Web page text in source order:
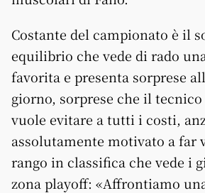
Costante del campionato è il
equilibrio che vede di rado
favorita e presenta sorprese
giorno, sorprese che il tecnico
vuole evitare a tutti i costi,
assolutamente motivato a far
rango in classifica che vede i
zona playoff: «Affrontiamo